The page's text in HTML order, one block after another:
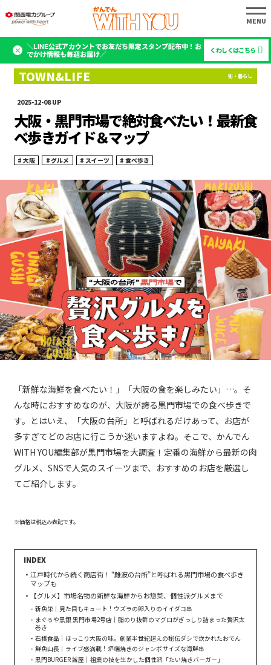
＼LINE公式アカウントでお友だち限定スタンプ配布中！お
でかけ情報も毎週お届け／
くわしくはこちら
2025-12-08
大阪・黒門市場で絶対食べたい！最新食
べ歩きガイド＆マップ
大阪 グルメ スイーツ 食べ歩き
「新鮮な海鮮を食べたい！」「大阪の食を楽しみたい」…。そ
んな時におすすめなのが、大阪が誇る黒門市場での食べ歩きで
す。とはいえ、「大阪の台所」と呼ばれるだけあって、お店が
多すぎてどのお店に行こうか迷いますよね。そこで、かんでん
WITH YOU編集部が黒門市場を大調査！定番の海鮮から最新の肉
グルメ、SNSで人気のスイーツまで、おすすめのお店を厳選し
てご紹介します。
※価格は税込み表記です。
江戸時代から続く商店街！ “難波の台所”と呼ばれる黒門市場の食べ歩き
マップも
【グルメ】市場名物の新鮮な海鮮からお惣菜、個性派グルメまで
新魚栄｜見た目もキュート！ウズラの卵入りのイイダコ串
まぐろや黒銀 黒門市場2号店｜脂のり抜群のマグロがぎっしり詰まった贅沢太
巻き
石橋食品｜ほっこり大阪の味。創業半世紀超えの秘伝ダシで炊かれたおでん
鮮魚山長｜ライブ感満載！炉端焼きのジャンボサイズな海鮮串
黒門BURGER 誠屋｜祖業の技を生かした個性派「たい焼きバーガー」